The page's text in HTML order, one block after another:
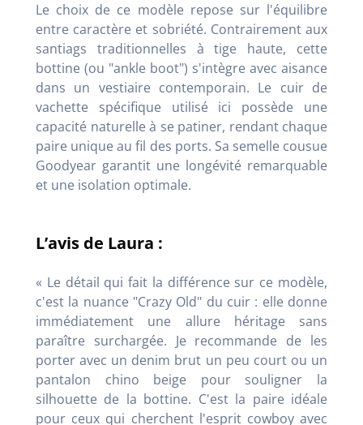
Le choix de ce modèle repose sur l'équilibre
entre caractère et sobriété. Contrairement aux
santiags traditionnelles à tige haute, cette
bottine (ou "ankle boot") s'intègre avec aisance
dans un vestiaire contemporain. Le cuir de
vachette spécifique utilisé ici possède une
capacité naturelle à se patiner, rendant chaque
paire unique au fil des ports. Sa semelle cousue
Goodyear garantit une longévité remarquable
et une isolation optimale.
L’avis de Laura :
« Le détail qui fait la différence sur ce modèle,
c'est la nuance "Crazy Old" du cuir : elle donne
immédiatement une allure héritage sans
paraître surchargée. Je recommande de les
porter avec un denim brut un peu court ou un
pantalon chino beige pour souligner la
silhouette de la bottine. C'est la paire idéale
pour ceux qui cherchent l'esprit cowboy avec